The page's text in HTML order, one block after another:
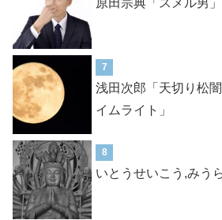
7
浅田次郎「天切り松
イムライト」
8
いとうせいこう,みう